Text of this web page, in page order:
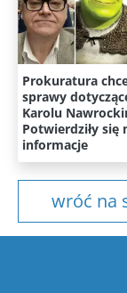
Prokuratura
sprawy
Karolu
Potwierdziły się
informacje
wróć na